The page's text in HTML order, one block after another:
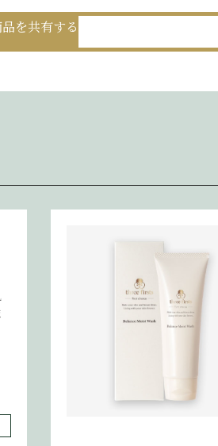
を共有する